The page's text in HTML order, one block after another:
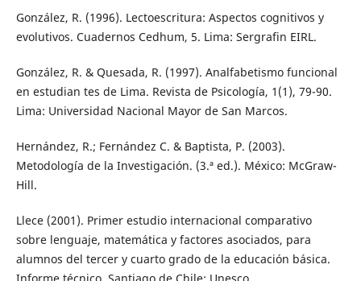
González, R. (1996). Lectoescritura: Aspectos cognitivos y
evolutivos. Cuadernos Cedhum, 5. Lima: Sergrafin EIRL.
González, R. & Quesada, R. (1997). Analfabetismo funcional
en estudian tes de Lima. Revista de Psicología, 1(1), 79-90.
Lima: Universidad Nacional Mayor de San Marcos.
Hernández, R.; Fernández C. & Baptista, P. (2003).
Metodología de la Investigación. (3.ª ed.). México: McGraw-
Hill.
Llece (2001). Primer estudio internacional comparativo
sobre lenguaje, matemática y factores asociados, para
alumnos del tercer y cuarto grado de la educación básica.